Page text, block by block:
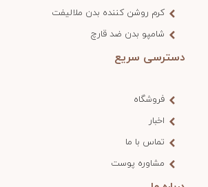
کرم روشن کننده بدن ملالیفت
شامپو بدن ضد قارچ
دسترسی سریع
فروشگاه
اخبار
تماس با ما
مشاوره پوست